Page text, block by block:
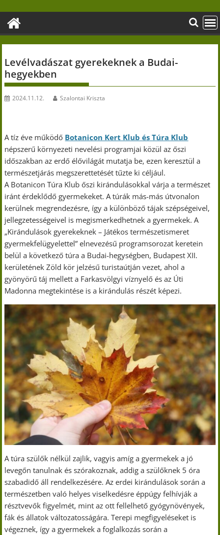
content
Levélvadászat gyerekeknek a Budai-
hegyekben
2024.11.12. Szalontai Kriszta
A tíz éve működő Botanicon Kert Klub és Túra Klub
népszerű környezeti nevelési programjai közül az őszi
időszakban az erdő élővilágát mutatja be, ezen keresztül a
természetjárás megszerettetését tűzte ki céljául.
A Botanicon Túra Klub őszi kirándulásokkal várja a természet
iránt érdeklődő gyermekeket. A túrák más-más útvonalon
kerülnek megrendezésre, így a különböző tájak szépségeivel,
jellegzetességeivel is megismerkedhetnek a gyermekek. A
„Kirándulások gyerekeknek – Játékos természetismeret
gyermekfelügyelettel” elnevezésű programsorozat keretein
belül a következő túra a Budai-hegységben, Budapest XII.
kerületének Zöld kör jelzésű turistaútján vezet, ahol a
gyönyörű táj mellett a Farkasvölgyi víznyelő és az Úti
Madonna megtekintése is a kirándulás részét képezi.
A túra szülők nélkül zajlik, vagyis amíg a gyermekek a jó
levegőn tanulnak és szórakoznak, addig a szülőknek 5 óra
szabadidő áll rendelkezésére. Az erdei kirándulások során a
természetben való helyes viselkedésre éppúgy felhívják a
résztvevők figyelmét, mint az ott fellelhető gyógynövények,
fák és állatok változatosságára. Terepi megfigyeléseket is
végeznek, így a gyermekek a foglalkozás során a